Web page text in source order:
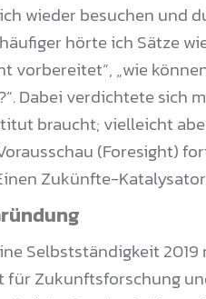
wieder besuchen und
hörte ich Sätze
vorbereitet“, „wie
Dabei verdichtete sich
braucht; vielleicht
(Foresight)
Zukünfte-
Selbstständigkeit 2019
Zukunftsforschung